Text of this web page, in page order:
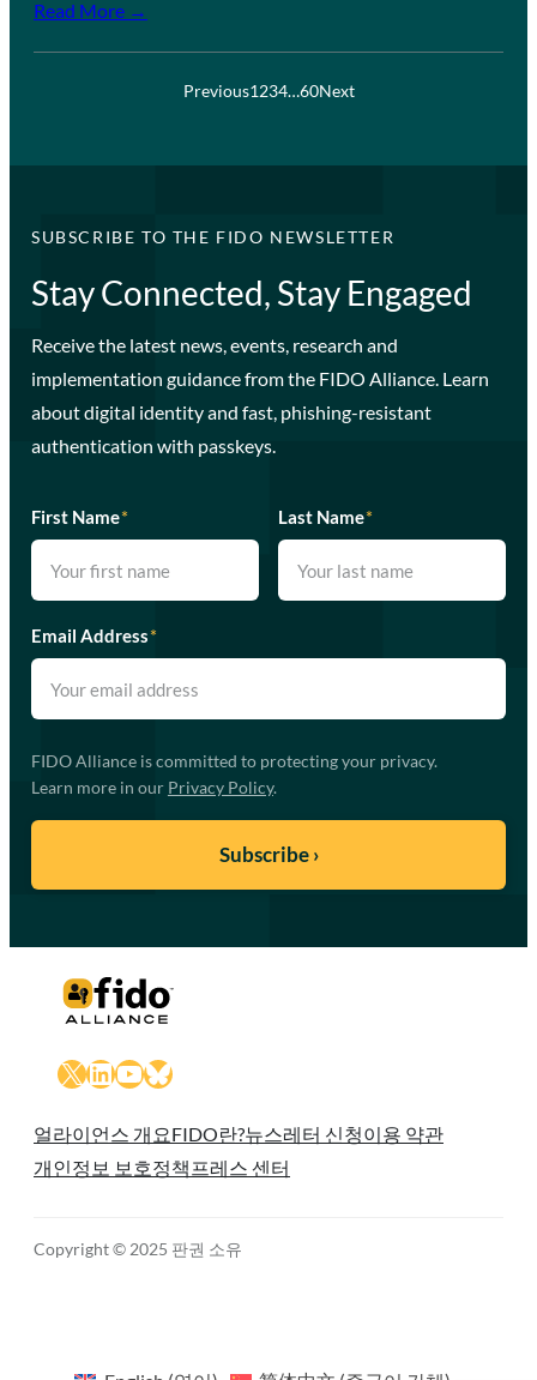
Read More →
Previous1234…60Next
SUBSCRIBE TO THE FIDO NEWSLETTER
Stay Connected, Stay Engaged
Receive the latest news, events, research and
implementation guidance from the FIDO Alliance. Learn
about digital identity and fast, phishing-resistant
authentication with passkeys.
First Name* Last Name*
Email Address*
FIDO Alliance is committed to protecting your privacy.
Learn more in our Privacy Policy.
X LinkedIn
YouTube
Bluesky
얼라이언스 개요FIDO란?뉴스레터 신청이용 약관
개인정보 보호정책 프레스 센터
Copyright © 2025 판권 소유